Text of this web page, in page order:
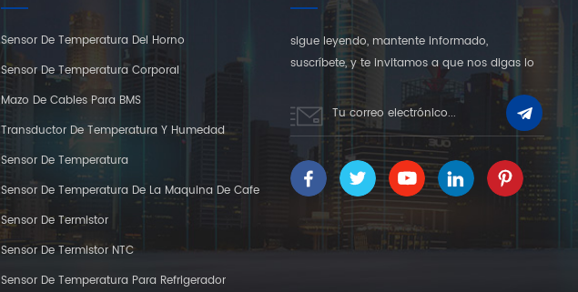
Sensor De Temperatura Del Horno
Sensor De Temperatura Corporal
Mazo De Cables Para BMS
Transductor De Temperatura Y Humedad
Sensor De Temperatura
Sensor De Temperatura De La Maquina De Cafe
Sensor De Termistor
Sensor De Termistor NTC
Sensor De Temperatura Para Refrigerador
sigue leyendo, mantente informado,
suscríbete, y te invitamos a que nos digas lo
que piensas.